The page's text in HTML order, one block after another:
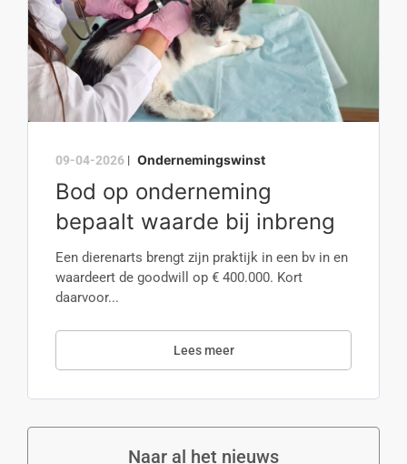
09-04-2026 | Ondernemingswinst
Bod op onderneming
bepaalt waarde bij inbreng
Een dierenarts brengt zijn praktijk in een bv in en
waardeert de goodwill op € 400.000. Kort
daarvoor...
Lees meer
Naar al het nieuws